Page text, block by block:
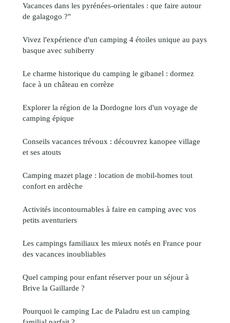
Vacances dans les pyrénées-orientales : que faire autour
de galagogo ?"
Vivez l'expérience d'un camping 4 étoiles unique au pays
basque avec suhiberry
Le charme historique du camping le gibanel : dormez
face à un château en corrèze
Explorer la région de la Dordogne lors d'un voyage de
camping épique
Conseils vacances trévoux : découvrez kanopee village
et ses atouts
Camping mazet plage : location de mobil-homes tout
confort en ardèche
Activités incontournables à faire en camping avec vos
petits aventuriers
Les campings familiaux les mieux notés en France pour
des vacances inoubliables
Quel camping pour enfant réserver pour un séjour à
Brive la Gaillarde ?
Pourquoi le camping Lac de Paladru est un camping